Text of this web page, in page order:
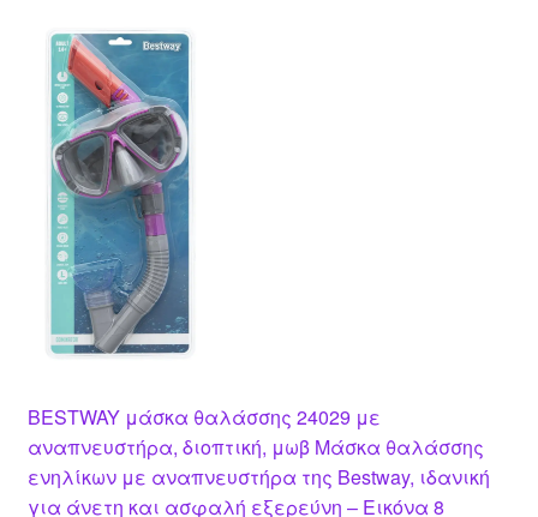
BESTWAY μάσκα θαλάσσης 24029 με
αναπνευστήρα, διοπτική, μωβ Μάσκα θαλάσσης
ενηλίκων με αναπνευστήρα της Bestway, ιδανική
για άνετη και ασφαλή εξερεύνη – Εικόνα 8